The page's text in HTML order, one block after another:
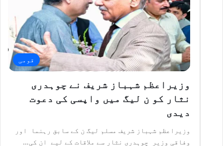
قومی
وزیراعظم شہباز شریف نے چوہدری
نثار کو ن لیگ میں واپسی کی دعوت
دیدی
وزیراعظم شہباز شریف مسلم لیگ ن کے سابق رہنما اور
وفاقی وزیر چوہدری نثار سے ملاقات کے لیے ان کی…